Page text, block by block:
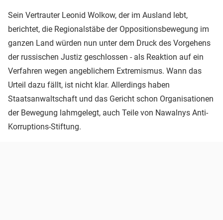
Sein Vertrauter Leonid Wolkow, der im Ausland lebt,
berichtet, die Regionalstäbe der Oppositionsbewegung im
ganzen Land würden nun unter dem Druck des Vorgehens
der russischen Justiz geschlossen - als Reaktion auf ein
Verfahren wegen angeblichem Extremismus. Wann das
Urteil dazu fällt, ist nicht klar. Allerdings haben
Staatsanwaltschaft und das Gericht schon Organisationen
der Bewegung lahmgelegt, auch Teile von Nawalnys Anti-
Korruptions-Stiftung.